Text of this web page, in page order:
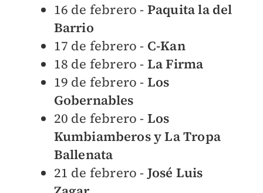
16 de febrero - Paquita la del
Barrio
17 de febrero - C-Kan
18 de febrero - La Firma
19 de febrero - Los
Gobernables
20 de febrero - Los
Kumbiamberos y La Tropa
Ballenata
21 de febrero - José Luis